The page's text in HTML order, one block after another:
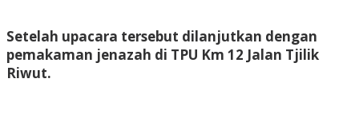
Setelah upacara tersebut dilanjutkan dengan
pemakaman jenazah di TPU Km 12 Jalan Tjilik
Riwut.